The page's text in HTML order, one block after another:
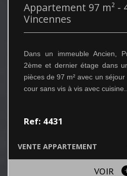
Appartement 97 m² -
Vincennes
Dans un immeuble Ancien,
2ème et dernier étage dans
pièces de 97 m² avec un
cour sans vis à vis avec
Ref: 4431
VENTE APPARTEMENT
VOIR